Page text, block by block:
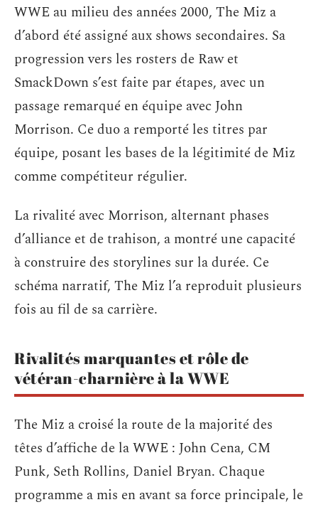
WWE au milieu des années 2000, The Miz a
d’abord été assigné aux shows secondaires. Sa
progression vers les rosters de Raw et
SmackDown s’est faite par étapes, avec un
passage remarqué en équipe avec John
Morrison. Ce duo a remporté les titres par
équipe, posant les bases de la légitimité de Miz
comme compétiteur régulier.
La rivalité avec Morrison, alternant phases
d’alliance et de trahison, a montré une capacité
à construire des storylines sur la durée. Ce
schéma narratif, The Miz l’a reproduit plusieurs
fois au fil de sa carrière.
Rivalités marquantes et rôle de
vétéran-charnière à la WWE
The Miz a croisé la route de la majorité des
têtes d’affiche de la WWE : John Cena, CM
Punk, Seth Rollins, Daniel Bryan. Chaque
programme a mis en avant sa force principale, le